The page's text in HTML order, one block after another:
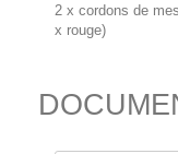
2 x cordons de
x rouge)